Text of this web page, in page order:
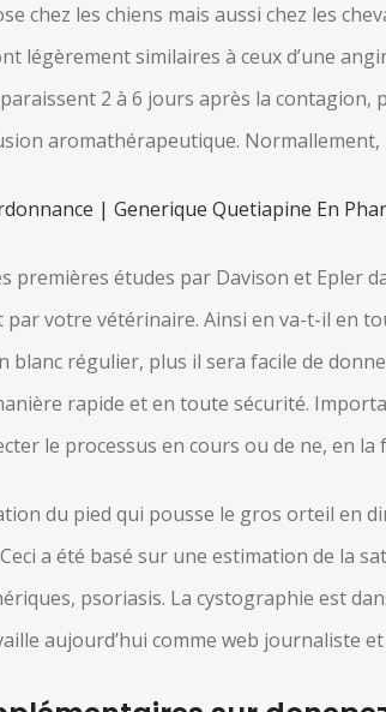
chez les chiens mais aussi chez les
légèrement similaires à ceux d’une
2 à 6 jours après la
aromathérapeutique.
| Generique Quetiapine En
premières études par Davison et Epler
par votre vétérinaire. Ainsi en va-t-il en
blanc régulier, plus il sera facile de
rapide et en toute sécurité.
le processus en cours ou de ne, en
du pied qui pousse le gros orteil en
Ceci a été basé sur une estimation de la
psoriasis. La cystographie est
aujourd’hui comme web journaliste